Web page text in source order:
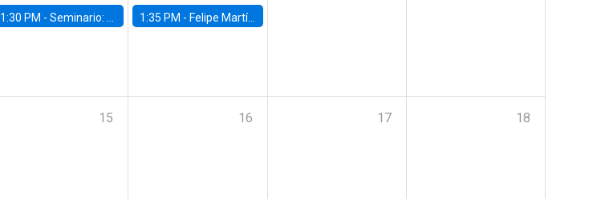
1:30 PM -Seminario: “Recuperando la humanidad para progresar en la era de la IA» 1:35 PM - Felipe Martínez, alumno Doctorado en Economía UC
15 16 17 18